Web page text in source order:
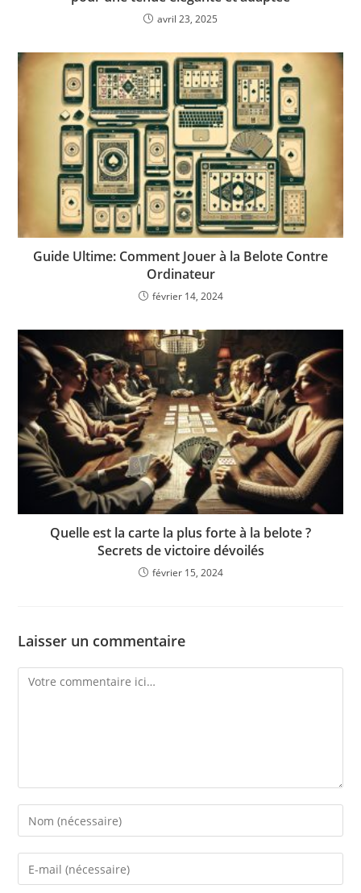
avril 23, 2025
Guide Ultime: Comment Jouer à la Belote Contre
Ordinateur
février 14, 2024
Quelle est la carte la plus forte à la belote ?
Secrets de victoire dévoilés
février 15, 2024
Laisser un commentaire
Comment
Enter
your
name
Enter
your